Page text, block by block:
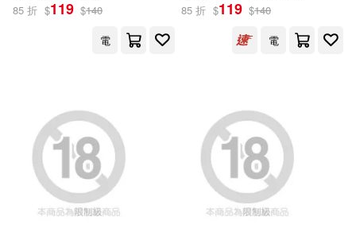
3C(7640) 家電(3406)
無印良品(36)
日用清潔(671)
休閒生活(3054)
Milkyway(756) MAX-A(661)
AI-PROJECT(487)
伍美珍(478)
出版社 (可複選)
機械工業出版社(5689)
85 折 $119 $140
電
85 折 $119 $140
電